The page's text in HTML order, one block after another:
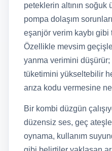
peteklerin altının soğuk
pompa dolaşım
eşanjör verim kaybı gibi
Özellikle mevsim
yanma verimini düşürür;
tüketimini yükseltebilir
arıza kodu vermesine
Bir kombi düzgün
düzensiz ses, geç
oynama, kullanım